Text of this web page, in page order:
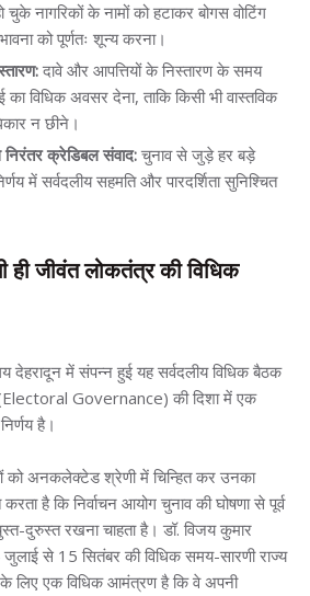
नागरिकों के नामों को हटाकर बोगस वोटिंग
को पूर्णतः शून्य करना।
दावे और आपत्तियों के निस्तारण के समय
विधिक अवसर देना, ताकि किसी भी वास्तविक
न छीने।
क्रेडिबल संवाद: चुनाव से जुड़े हर बड़े
में सर्वदलीय सहमति और पारदर्शिता सुनिश्चित
ही जीवंत लोकतंत्र की विधिक
में संपन्न हुई यह सर्वदलीय विधिक बैठक
Governance) की दिशा में एक
है।
अनकलेक्टेड श्रेणी में चिन्हित कर उनका
है कि निर्वाचन आयोग चुनाव की घोषणा से पूर्व
दुरुस्त रखना चाहता है। डॉ. विजय कुमार
जुलाई से 15 सितंबर की विधिक समय-सारणी राज्य
लिए एक विधिक आमंत्रण है कि वे अपनी